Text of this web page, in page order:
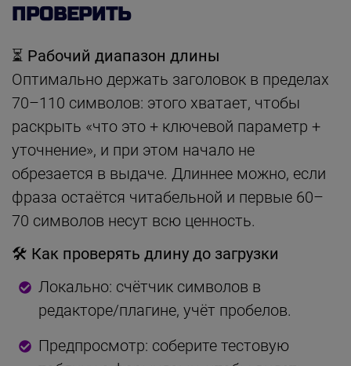
ПРОВЕРИТЬ
⏳ Рабочий диапазон длины
Оптимально держать заголовок в пределах
70–110 символов: этого хватает, чтобы
раскрыть «что это + ключевой параметр +
уточнение», и при этом начало не
обрезается в выдаче. Длиннее можно, если
фраза остаётся читабельной и первые 60–
70 символов несут всю ценность.
🛠 Как проверять длину до загрузки
Локально: счётчик символов в
редакторе/плагине, учёт пробелов.
Предпросмотр: соберите тестовую